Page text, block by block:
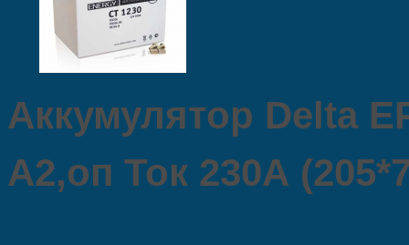
Аккумулятор Delta
A2,оп Ток 230А